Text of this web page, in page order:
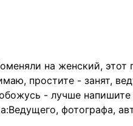
на женский, этот
простите - занят,
- лучше
фотографа,